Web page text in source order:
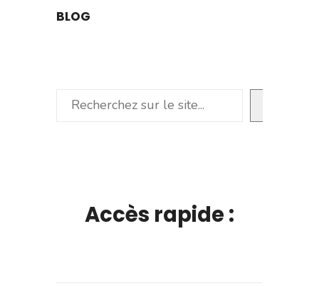
BLOG
Rechercher
Accès rapide :